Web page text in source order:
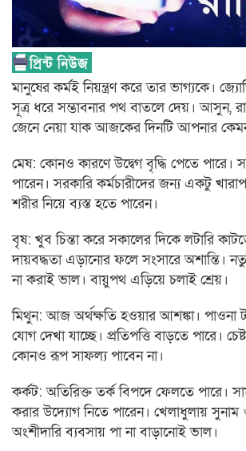
মানুষের কর্মই নিয়ন্ত্রণ করে তার ভাগ্যকে।
সূত্র ধরে সম্ভাবনার পথ বাতলে দেয়। আসুন,
জেনে নেয়া যাক আজকের দিনটি আপনার
মেষ: কোনও কারণে উদ্বেগ বৃদ্ধি পেতে পারে।
পারেন। সরকারি কর্মচারীদের জন্য একটু
শরীর নিয়ে ব্যস্ত হতে পারেন।
বৃষ: খুব চিন্তা করে সকালের দিকে লটারি
দায়বদ্ধতা এড়ানোর ফলে সংসারে অশান্তি।
না করাই ভাল। বায়ুপথ এড়িয়ে চলাই শ্রেয়।
মিথুন: আজ অর্থক্ষতি হওয়ার আশঙ্কা। পাওনা
যোগ দেখা যাচ্ছে। প্রতিপত্তি বাড়তে পারে।
কোনও রূপ সাফল্য পাবেন না।
কর্কট: অতিরিক্ত তর্ক বিপদে ফেলতে পারে।
করার উদ্যোগ নিতে পারেন। খেলাধুলায় সুনাম ও
অংশীদারি ব্যবসায় পা না বাড়ানোই ভাল।